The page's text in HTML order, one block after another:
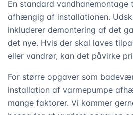
En standard vandhanemontage
afhængig af installationen.
inkluderer demontering af det
det nye. Hvis der skal laves
eller vandrør, kan det påvirke
For større opgaver som
installation af varmepumpe
mange faktorer. Vi kommer